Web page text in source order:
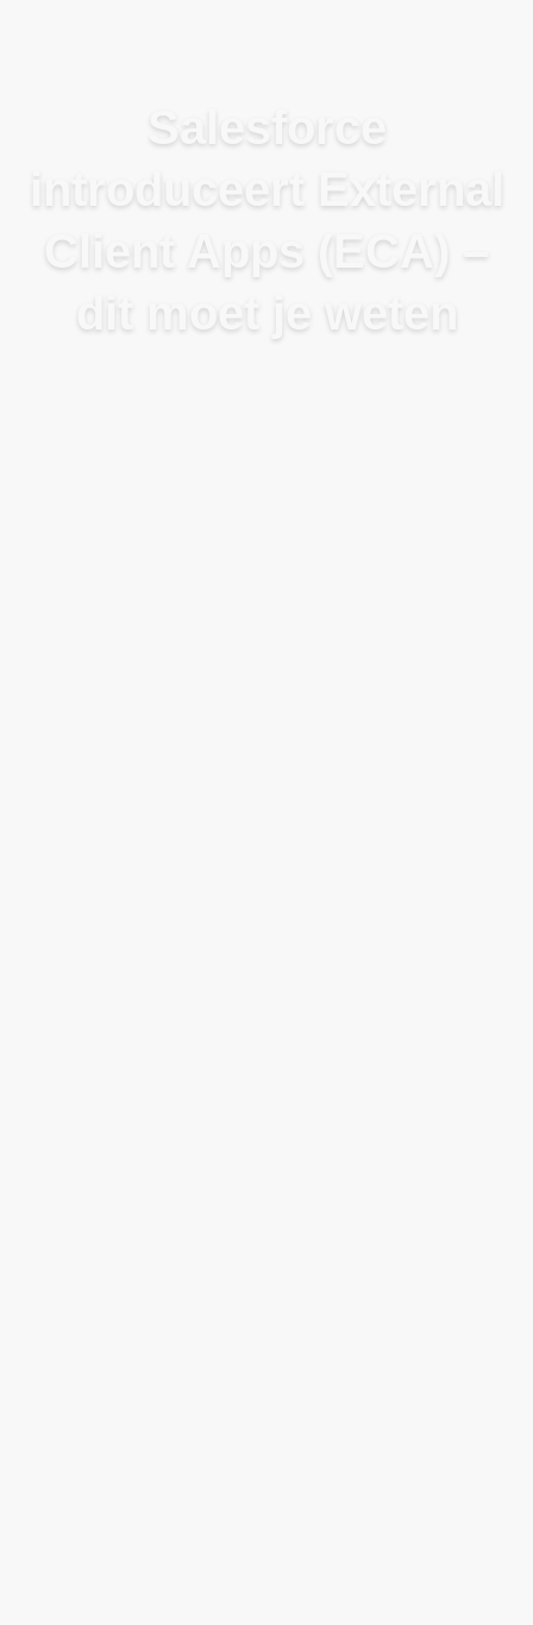
Salesforce
introduceert External
Client Apps (ECA) –
dit moet je weten